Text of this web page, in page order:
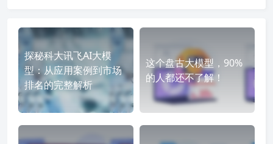
探秘科大讯飞AI大模
型：从应用案例到市场
排名的完整解析
这个盘古大模型，90%
的人都还不了解！